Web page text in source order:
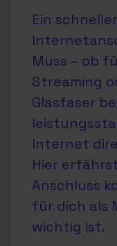
Ein
Muss – ob
Streaming
Glasfaser
Internet
Hier
Anschluss
für dich als
wichtig ist.